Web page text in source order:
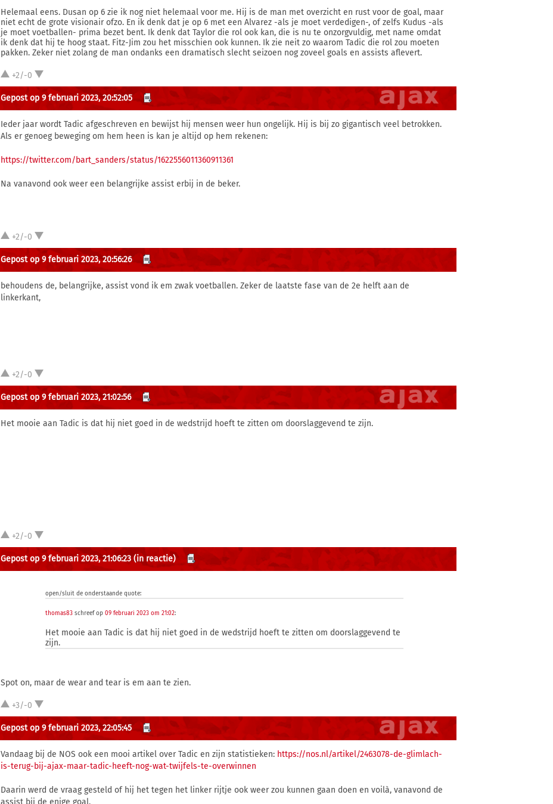
Helemaal eens. Dusan op 6 zie ik nog niet helemaal voor me. Hij is de man met overzicht en rust voor de goal, maar
niet echt de grote visionair ofzo. En ik denk dat je op 6 met een Alvarez -als je moet verdedigen-, of zelfs Kudus -als
je moet voetballen- prima bezet bent. Ik denk dat Taylor die rol ook kan, die is nu te onzorgvuldig, met name omdat
ik denk dat hij te hoog staat. Fitz-Jim zou het misschien ook kunnen. Ik zie neit zo waarom Tadic die rol zou moeten
pakken. Zeker niet zolang de man ondanks een dramatisch slecht seizoen nog zoveel goals en assists aflevert.
+2/-0
Gepost op 9 februari 2023, 20:52:05
Ieder jaar wordt Tadic afgeschreven en bewijst hij mensen weer hun ongelijk. Hij is bij zo gigantisch veel betrokken.
Als er genoeg beweging om hem heen is kan je altijd op hem rekenen:
https://twitter.com/bart_sanders/status/1622556011360911361
Na vanavond ook weer een belangrijke assist erbij in de beker.
+2/-0
Gepost op 9 februari 2023, 20:56:26
behoudens de, belangrijke, assist vond ik em zwak voetballen. Zeker de laatste fase van de 2e helft aan de
linkerkant,
+2/-0
Gepost op 9 februari 2023, 21:02:56
Het mooie aan Tadic is dat hij niet goed in de wedstrijd hoeft te zitten om doorslaggevend te zijn.
+2/-0
Gepost op 9 februari 2023, 21:06:23 (in reactie)
open/sluit de onderstaande quote:
thomas83 schreef op09 februari 2023 om 21:02:
Het mooie aan Tadic is dat hij niet goed in de wedstrijd hoeft te zitten om doorslaggevend te
zijn.
Spot on, maar de wear and tear is em aan te zien.
+3/-0
Gepost op 9 februari 2023, 22:05:45
Vandaag bij de NOS ook een mooi artikel over Tadic en zijn statistieken: https://nos.nl/artikel/2463078-de-glimlach-
is-terug-bij-ajax-maar-tadic-heeft-nog-wat-twijfels-te-overwinnen
Daarin werd de vraag gesteld of hij het tegen het linker rijtje ook weer zou kunnen gaan doen en voilà, vanavond de
assist bij de enige goal.